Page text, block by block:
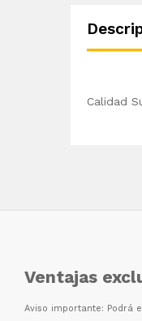
Calidad
Ventajas
Aviso importante: Podrá